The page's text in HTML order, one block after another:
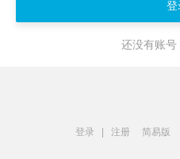
登
还没有账号
登录 注册 简易版